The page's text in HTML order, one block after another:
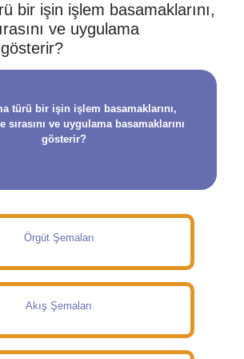
bir işin işlem basamaklarını,
ve uygulama
gösterir?
türü bir işin işlem basamaklarını,
sırasını ve uygulama basamaklarını
gösterir?
Örgüt Şemaları
Akış Şemaları